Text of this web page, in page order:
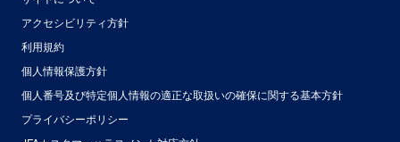
アクセシビリティ方針
利用規約
個人情報保護方針
個人番号及び特定個人情報の適正な取扱いの確保に関する基本方針
プライバシーポリシー